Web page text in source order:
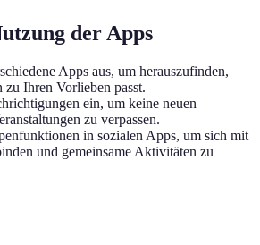
der Apps
Apps aus, um herauszufinden,
zu Ihren Vorlieben passt.
ein, um keine neuen
zu verpassen.
in sozialen Apps, um sich mit
und gemeinsame Aktivitäten zu